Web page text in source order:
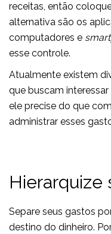
receitas, então
alternativa são os
computadores e
esse controle.
Atualmente existem
que buscam
ele precise do que
administrar esses
Hierarquize
Separe seus gastos
destino do dinheiro.